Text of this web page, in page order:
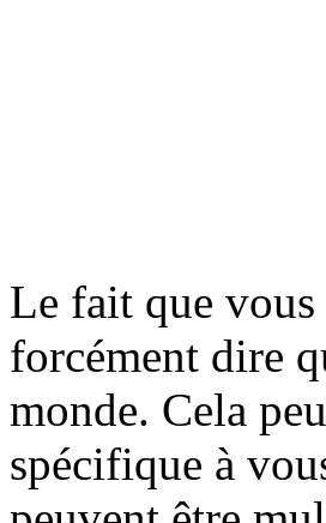
Le fait que vous
forcément dire
monde. Cela
spécifique à